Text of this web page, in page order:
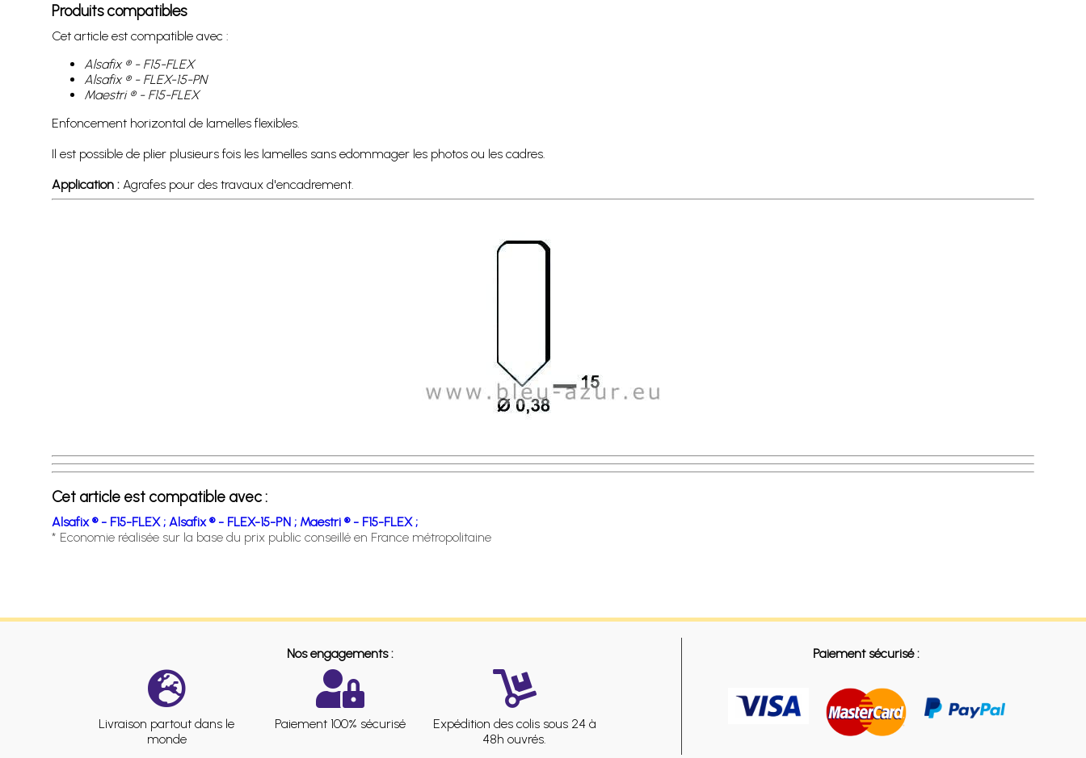
Produits compatibles
Cet article est compatible avec :
Alsafix ® - F15-FLEX
Alsafix ® - FLEX-15-PN
Maestri ® - F15-FLEX
Enfoncement horizontal de lamelles flexibles.
Il est possible de plier plusieurs fois les lamelles sans edommager les photos ou les cadres.
Application :Agrafes pour des travaux d'encadrement.
Cet article est compatible avec :
Alsafix ® - F15-FLEX ; Alsafix ® - FLEX-15-PN ; Maestri ® - F15-FLEX ;
* Economie réalisée sur la base du prix public conseillé en France métropolitaine
Nos engagements :
Livraison partout dans le
monde
Paiement 100% sécurisé
Expédition des colis sous 24 à
48h ouvrés.
Paiement sécurisé :